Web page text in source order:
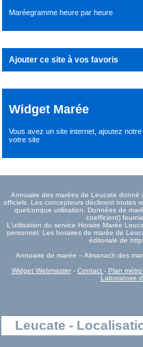
Maréegramme heure par heure
Ajouter ce site à vos favoris
Widget Marée
Vous avez un site internet,ajoutez
votre site
Annuaire des marées de Leucate donné
officiels. Les concepteurs déclinent toutes
quelconque utilisation. Données de
coefficient)
L'utilisation du service Horaire Marée
personnel. Les horaires de marée de
éditoriale de
Annuaire de marée – Almanach des
Widget Webmaster- Contact - Plan
Laboratoire
Leucate -